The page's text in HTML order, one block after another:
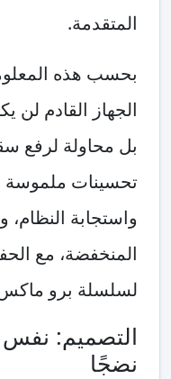
المتقدمة.
بحسب هذه
الجهاز القادم
بل محاولة لرفع
تحسينات ملموسة
واستجابة
المنخفضة، مع
لسلسلة برو
التصميم: نفس
نضجًا